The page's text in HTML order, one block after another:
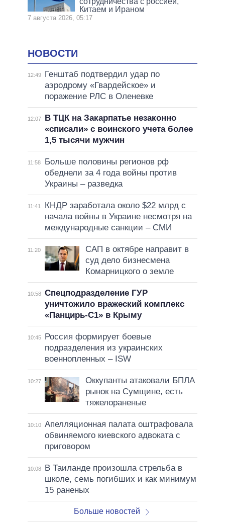
Китаем и Ираном
7 августа 2026, 05:17
НОВОСТИ
12:49
Генштаб подтвердил удар по
аэродрому «Гвардейское» и
поражение РЛС в Оленевке
12:07
В ТЦК на Закарпатье незаконно
«списали» с воинского учета более
1,5 тысячи мужчин
11:58
Больше половины регионов рф
обеднели за 4 года войны против
Украины – разведка
11:41
КНДР заработала около $22 млрд с
начала войны в Украине несмотря на
международные санкции – СМИ
11:20
САП в октябре направит в
суд дело бизнесмена
Комарницкого о земле
10:58 Спецподразделение ГУР
уничтожило вражеский комплекс
«Панцирь-С1» в Крыму
10:45
Россия формирует боевые
подразделения из украинских
военнопленных – ISW
10:27
Оккупанты атаковали БПЛА
рынок на Сумщине, есть
тяжелораненые
10:10 Апелляционная палата оштрафовала
обвиняемого киевского адвоката с
приговором
10:08
В Таиланде произошла стрельба в
школе, семь погибших и как минимум
15 раненых
Больше новостей